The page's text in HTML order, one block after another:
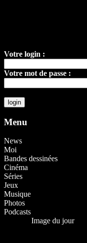
Votre login :
Votre mot de passe :
Menu
News
Moi
Bandes dessinées
Cinéma
Séries
Jeux
Musique
Photos
Podcasts
Image du jour